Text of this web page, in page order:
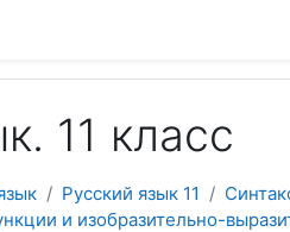
11 класс
Русский язык 11
и изобразительно-